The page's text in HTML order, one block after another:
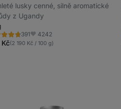
lusky cenné, silně aromatické
z Ugandy
391 Oblíbené
4242
Kč(2 190 Kč / 100 g)